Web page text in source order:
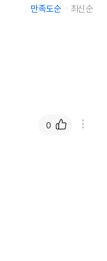
만족도순 최신순
0